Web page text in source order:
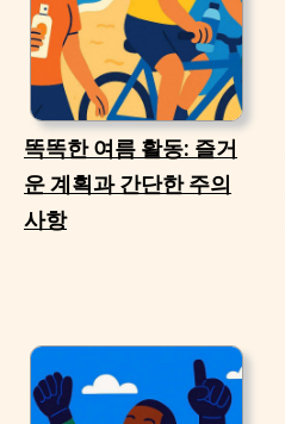
똑똑한 여름 활동: 즐거
운 계획과 간단한 주의
사항